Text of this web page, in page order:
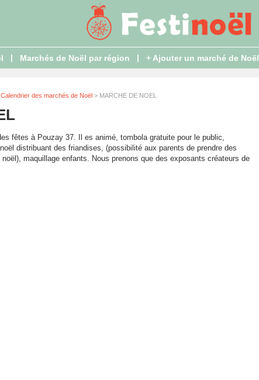
| Marchés de Noël par région | + Ajouter un marché de Noël
Calendrier des marchés de Noël > MARCHE DE NOEL
fêtes à Pouzay 37. Il es animé, tombola gratuite pour le public,
distribuant des friandises, (possibilité aux parents de prendre des
maquillage enfants. Nous prenons que des exposants créateurs de